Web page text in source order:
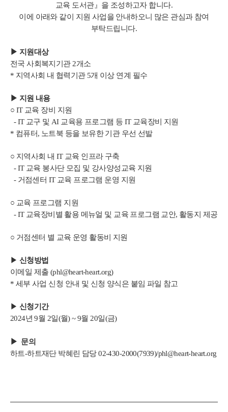
교육 도서관』을 조성하고자 합니다.
이에 아래와 같이 지원 사업을 안내하오니 많은 관심과 참여
부탁드립니다.
▶ 지원대상
전국 사회복지기관 2개소
* 지역사회 내 협력기관 5개 이상 연계 필수
▶ 지원 내용
○ IT 교육 장비 지원
- IT 교구 및 AI 교육용 프로그램 등 IT 교육장비 지원
* 컴퓨터, 노트북 등을 보유한 기관 우선 선발
○ 지역사회 내 IT 교육 인프라 구축
- IT 교육 봉사단 모집 및 강사양성교육 지원
- 거점센터 IT 교육 프로그램 운영 지원
○ 교육 프로그램 지원
- IT 교육장비별 활용 메뉴얼 및 교육 프로그램 교안, 활동지 제공
○ 거점센터 별 교육 운영 활동비 지원
▶ 신청방법
이메일 제출 (phl@heart-heart.org)
* 세부 사업 신청 안내 및 신청 양식은 붙임 파일 참고
▶ 신청기간
2024년 9월 2일(월) ~ 9월 20일(금)
▶ 문의
하트-하트재단 박혜린 담당 02-430-2000(7939)/phl@heart-heart.org